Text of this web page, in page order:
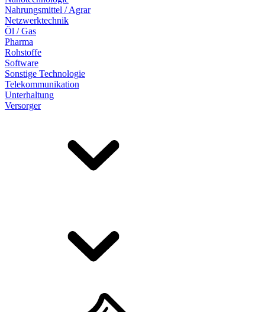
Nahrungsmittel / Agrar
Netzwerktechnik
Öl / Gas
Pharma
Rohstoffe
Software
Sonstige Technologie
Telekommunikation
Unterhaltung
Versorger